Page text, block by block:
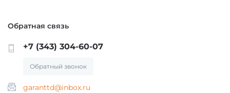
МАТЕРИАЛЫ ДЛЯ ФИКСАЦИИ НЕ ПРЯМЫХ
РЕСТАВРАЦИЙ
МАТЕРИАЛЫ / ПРИНАДЛЕЖНОСТИ ДЛЯ
Обратная связь
+7 (343) 304-60-07
Обратный звонок
garanttd@inbox.ru